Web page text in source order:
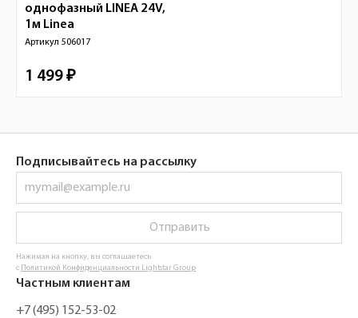
однофазный LINEA 24V,
1м Linea
Артикул 506017
1 499 ₽
Подписывайтесь на рассылку
Отправить
Нажимая на кнопку, вы соглашаетесь
с Политикой Конфиденциальности Lightstar Group
Частным клиентам
+7 (495) 152-53-02